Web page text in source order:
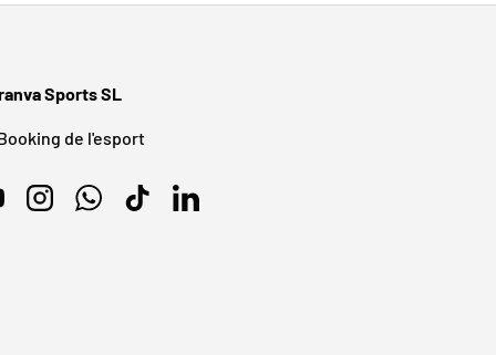
Sports SL
de l'esport
InstagramWhatsAppTikTokLinkedIn